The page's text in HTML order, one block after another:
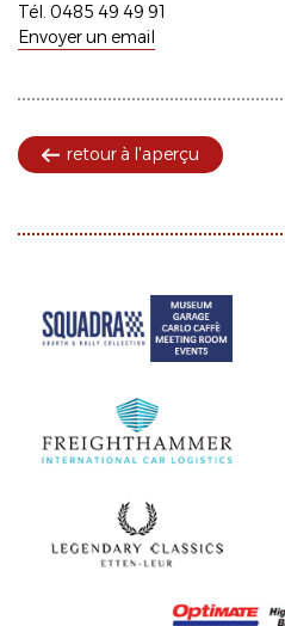
Tél. 0485 49 49 91
Envoyer un email
retour à l'aperçu